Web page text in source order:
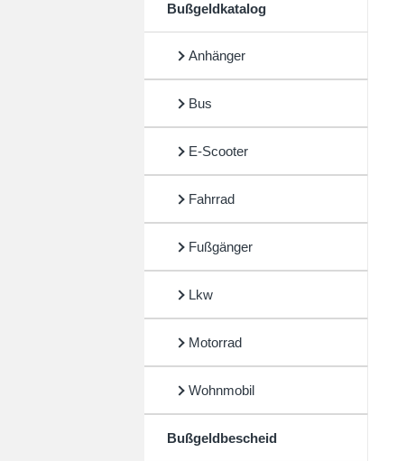
Bußgeldkatalog
Anhänger
Bus
E-Scooter
Fahrrad
Fußgänger
Lkw
Motorrad
Wohnmobil
Bußgeldbescheid